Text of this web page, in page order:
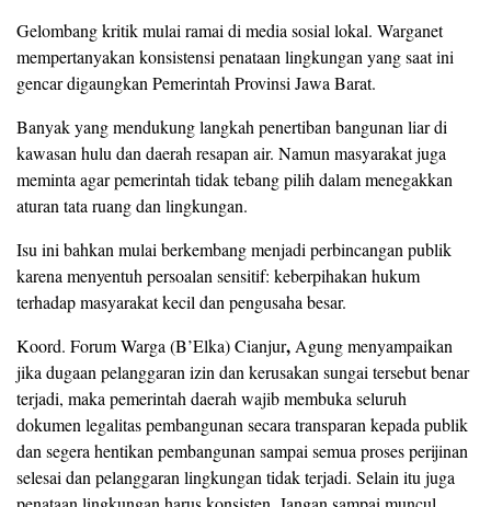
Gelombang kritik mulai ramai di media sosial lokal. Warganet
mempertanyakan konsistensi penataan lingkungan yang saat ini
gencar digaungkan Pemerintah Provinsi Jawa Barat.
Banyak yang mendukung langkah penertiban bangunan liar di
kawasan hulu dan daerah resapan air. Namun masyarakat juga
meminta agar pemerintah tidak tebang pilih dalam menegakkan
aturan tata ruang dan lingkungan.
Isu ini bahkan mulai berkembang menjadi perbincangan publik
karena menyentuh persoalan sensitif: keberpihakan hukum
terhadap masyarakat kecil dan pengusaha besar.
Koord. Forum Warga (B’Elka) Cianjur, Agung menyampaikan
jika dugaan pelanggaran izin dan kerusakan sungai tersebut benar
terjadi, maka pemerintah daerah wajib membuka seluruh
dokumen legalitas pembangunan secara transparan kepada publik
dan segera hentikan pembangunan sampai semua proses perijinan
selesai dan pelanggaran lingkungan tidak terjadi. Selain itu juga